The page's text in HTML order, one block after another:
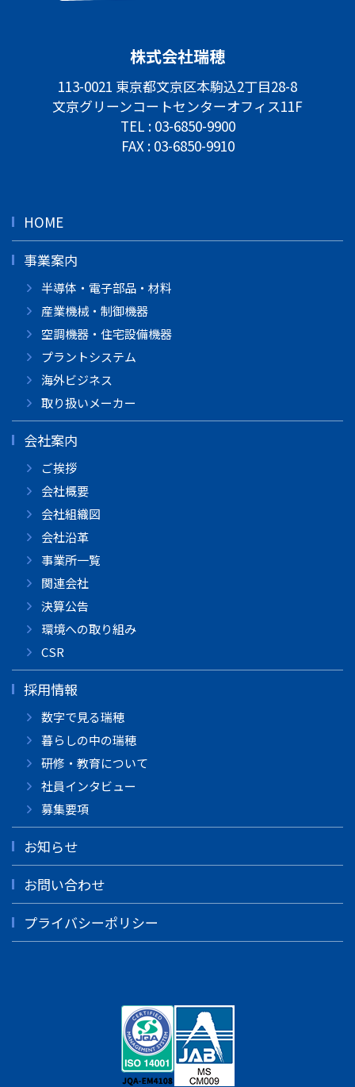
株式会社瑞穂
113-0021 東京都文京区本駒込2丁目28-8
文京グリーンコートセンターオフィス11F
TEL : 03-6850-9900
FAX : 03-6850-9910
HOME
事業案内
半導体・電子部品・材料
産業機械・制御機器
空調機器・住宅設備機器
プラントシステム
海外ビジネス
取り扱いメーカー
会社案内
ご挨拶
会社概要
会社組織図
会社沿革
事業所一覧
関連会社
決算公告
環境への取り組み
CSR
採用情報
数字で見る瑞穂
暮らしの中の瑞穂
研修・教育について
社員インタビュー
募集要項
お知らせ
お問い合わせ
プライバシーポリシー